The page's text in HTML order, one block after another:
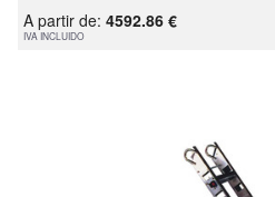
A partir de: 4592.86 €
IVA INCLUIDO